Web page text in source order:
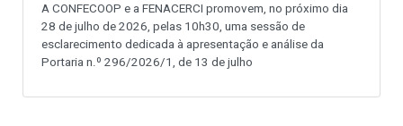
A CONFECOOP e a FENACERCI promovem, no próximo dia
28 de julho de 2026, pelas 10h30, uma sessão de
esclarecimento dedicada à apresentação e análise da
Portaria n.º 296/2026/1, de 13 de julho